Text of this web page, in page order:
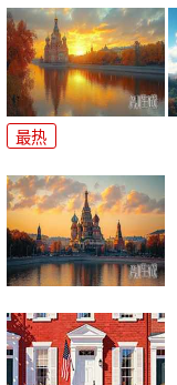
最热